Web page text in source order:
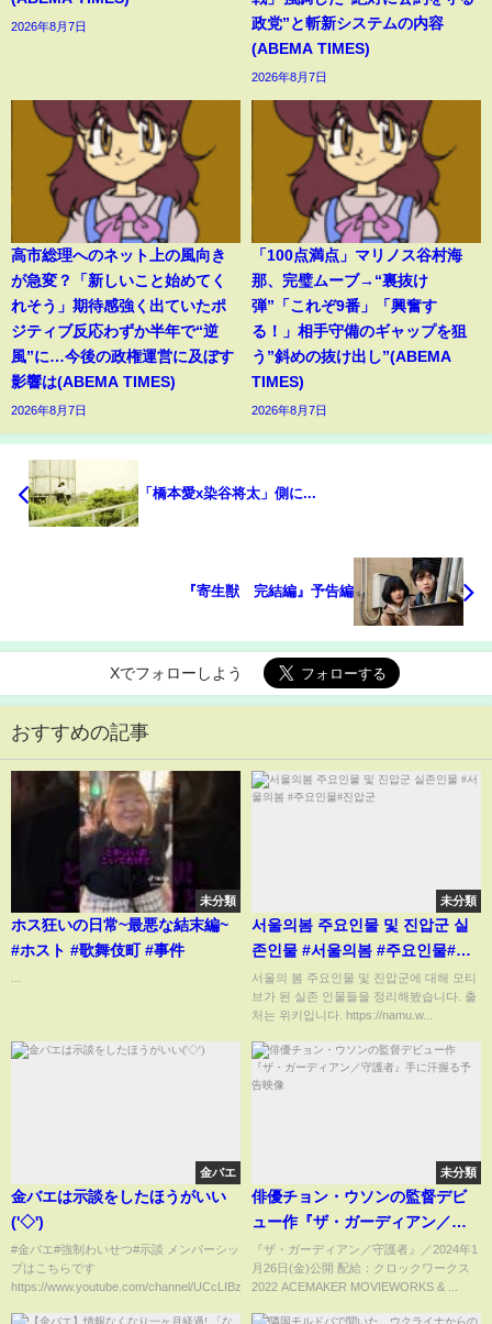
2026年8月7日
政党”と斬新システムの内容
(ABEMA TIMES)
2026年8月7日
高市総理へのネット上の風向き
が急変？「新しいこと始めてく
れそう」期待感強く出ていたポ
ジティブ反応わずか半年で“逆
風”に…今後の政権運営に及ぼす
影響は(ABEMA TIMES)
2026年8月7日
「100点満点」マリノス谷村海
那、完璧ムーブ→“裏抜け
弾”「これぞ9番」「興奮す
る！」相手守備のギャップを狙
う”斜めの抜け出し”(ABEMA
TIMES)
2026年8月7日
「橋本愛x染谷将太」側に...
『寄生獣 完結編』予告編
Xでフォローしよう
おすすめの記事
未分類
ホス狂いの日常~最悪な結末編~
#ホスト #歌舞伎町 #事件
未分類
서울의봄 주요인물 및 진압군 실
존인물 #서울의봄 #주요인물#진
압군
서울의 봄 주요인물 및 진압군에 대해 모티
브가 된 실존 인물들을 정리해봤습니다. 출
처는 위키입니다. https://namu.w...
金バエ
金バエは示談をしたほうがいい
('◇')ゞ
#金バエ#強制わいせつ#示談 メンバーシッ
プはこちらです
https://www.youtube.com/channel/UCcLIBzkE...
未分類
俳優チョン・ウソンの監督デビ
ュー作『ザ・ガーディアン／守
護者』手に汗握る予告映像
『ザ・ガーディアン／守護者』／2024年1
月26日(金)公開 配給：クロックワークス
2022 ACEMAKER MOVIEWORKS & ...